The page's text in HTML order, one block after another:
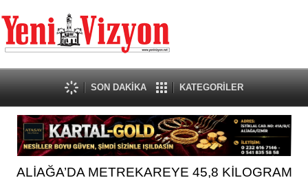
SON DAKİKA KATEGORİLER
ALİAĞA’DA METREKAREYE 45,8 KİLOGRAM